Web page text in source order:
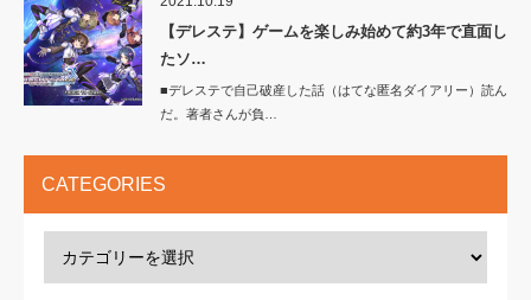
【デレステ】ゲームを楽しみ始めて約3年で直面し
たソ…
■デレステで自己破産した話（はてな匿名ダイアリー）読ん
だ。著者さんが負…
CATEGORIES